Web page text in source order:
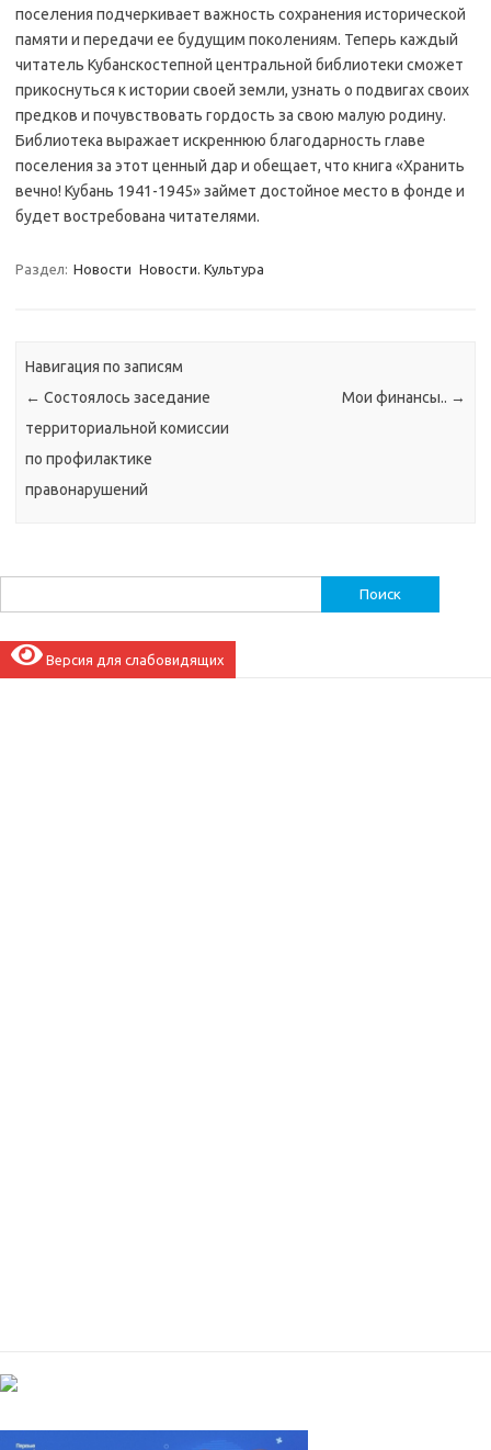
поселения подчеркивает важность сохранения исторической
памяти и передачи ее будущим поколениям. Теперь каждый
читатель Кубанскостепной центральной библиотеки сможет
прикоснуться к истории своей земли, узнать о подвигах своих
предков и почувствовать гордость за свою малую родину.
Библиотека выражает искреннюю благодарность главе
поселения за этот ценный дар и обещает, что книга «Хранить
вечно! Кубань 1941-1945» займет достойное место в фонде и
будет востребована читателями.
Раздел: Новости Новости. Культура
Навигация по записям
← Состоялось заседание
территориальной комиссии
по профилактике
правонарушений
Мои финансы.. →
Версия для слабовидящих